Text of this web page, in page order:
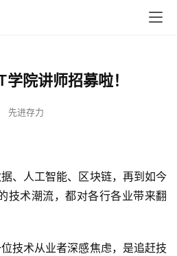
院讲师招募啦！
先进存力
、人工智能、区块链，再到如今
技术潮流，都对各行各业带来翻
技术从业者深感焦虑，是追赶技